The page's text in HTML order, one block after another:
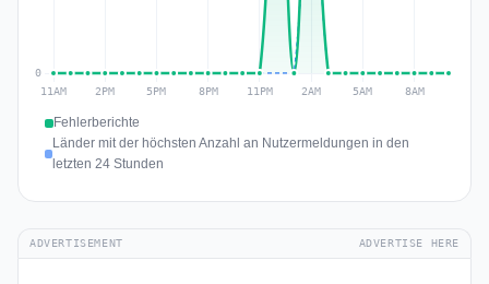
Fehlerberichte
Länder mit der höchsten Anzahl an Nutzermeldungen in den
letzten 24 Stunden
ADVERTISEMENT ADVERTISE HERE